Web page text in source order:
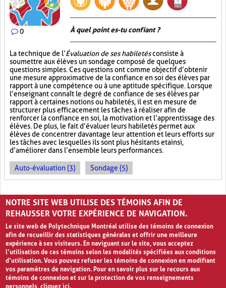
0 À quel point es-tu confiant ?
La technique de l’Évaluation de ses habiletésconsiste à
soumettre aux élèves un sondage composé de quelques
questions simples. Ces questions ont comme objectif d’obtenir
une mesure approximative de la confiance en soi des élèves par
rapport à une compétence ou à une aptitude spécifique. Lorsque
l’enseignant connaît le degré de confiance de ses élèves par
rapport à certaines notions ou habiletés, il est en mesure de
structurer plus efficacement les tâches à réaliser afin de
renforcer la confiance en soi, la motivation et l’apprentissage des
élèves. De plus, le fait d’évaluer leurs habiletés permet aux
élèves de concentrer davantage leur attention et leurs efforts sur
les tâches avec lesquelles ils sont plus hésitants et ainsi,
d’améliorer dans l’ensemble leurs performances.
Auto-évaluation (3) Sondage (5)
PAGES
« ‹ 1 2 3 4 5 › »
NOTRE SITE WEB UTILISE DES TÉMOINS AFIN DE
REHAUSSER VOTRE EXPÉRIENCE DE NAVIGATION.
Le site web de Polytechnique Montréal utilise des témoins de connexion
afin de recueillir des statistiques générales et offrir une meilleure
expérience à ses visiteurs. En naviguant sur le site, vous acceptez
l’utilisation de ces témoins selon les modalités spécifiées aux conditions
d’utilisation. Vous pouvez refuser les témoins de connexion en modifiant
vos paramètres de navigation. Pour en savoir plus sur le recours aux
témoins de connexion et sur la protection de vos renseignements
personnels,cliquez ici.